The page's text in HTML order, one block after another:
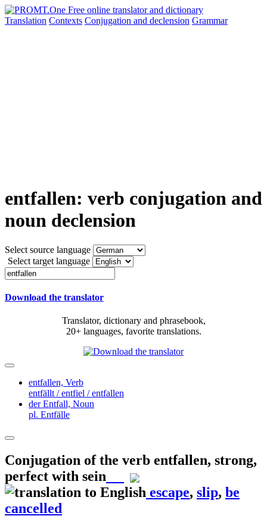
Translation Contexts Conjugation and declension Grammar
entfallen: verb conjugation and
noun declension
Select source language
Select target language
Download the translator
Translator, dictionary and phrasebook,
20+ languages, favorite translations.
entfallen, Verb
entfällt / entfiel / entfallen
der Entfall, Noun
pl. Entfälle
Conjugation of the verb entfallen, strong,
perfect with sein
escape, slip, be
cancelled